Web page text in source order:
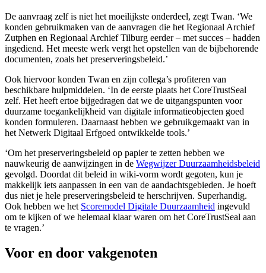
De aanvraag zelf is niet het moeilijkste onderdeel, zegt Twan. ‘We
konden gebruikmaken van de aanvragen die het Regionaal Archief
Zutphen en Regionaal Archief Tilburg eerder – met succes – hadden
ingediend. Het meeste werk vergt het opstellen van de bijbehorende
documenten, zoals het preserveringsbeleid.’
Ook hiervoor konden Twan en zijn collega’s profiteren van
beschikbare hulpmiddelen. ‘In de eerste plaats het CoreTrustSeal
zelf. Het heeft ertoe bijgedragen dat we de uitgangspunten voor
duurzame toegankelijkheid van digitale informatieobjecten goed
konden formuleren. Daarnaast hebben we gebruikgemaakt van in
het Netwerk Digitaal Erfgoed ontwikkelde tools.’
‘Om het preserveringsbeleid op papier te zetten hebben we
nauwkeurig de aanwijzingen in de Wegwijzer Duurzaamheidsbeleid
gevolgd. Doordat dit beleid in wiki-vorm wordt gegoten, kun je
makkelijk iets aanpassen in een van de aandachtsgebieden. Je hoeft
dus niet je hele preserveringsbeleid te herschrijven. Superhandig.
Ook hebben we het Scoremodel Digitale Duurzaamheid ingevuld
om te kijken of we helemaal klaar waren om het CoreTrustSeal aan
te vragen.’
Voor en door vakgenoten